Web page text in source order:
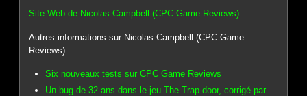
Site Web de Nicolas Campbell (CPC Game Reviews)
Autres informations sur Nicolas Campbell (CPC Game
Reviews) :
Six nouveaux tests sur CPC Game Reviews
Un bug de 32 ans dans le jeu The Trap door, corrigé par